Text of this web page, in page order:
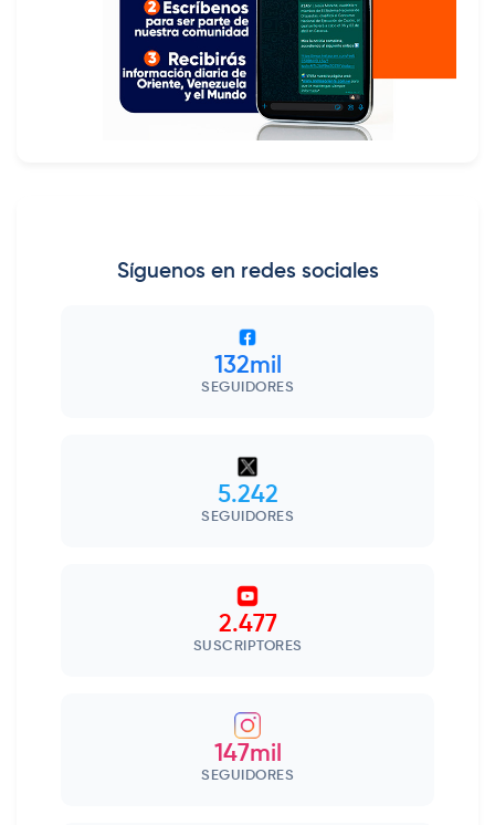
Síguenos en redes sociales
132mil
SEGUIDORES
5.242
SEGUIDORES
2.477
SUSCRIPTORES
147mil
SEGUIDORES